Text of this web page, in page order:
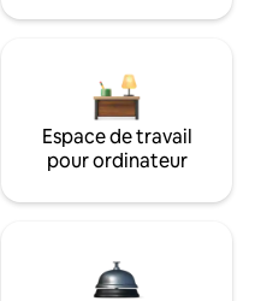
Espace de travail
pour ordinateur